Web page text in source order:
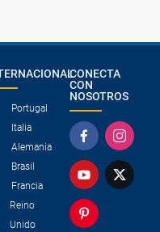
Portugal
Italia
Alemania
Brasil
Francia
Reino
Unido
CONECTA
CON
NOSOTROS